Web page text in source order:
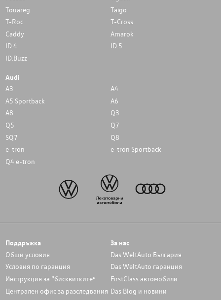
Touareg
Taigo
T-Roc
T-Cross
Caddy
Amarok
ID.4
ID.5
ID.Buzz
Audi
A3
A4
A5 Sportback
A6
A8
Q3
Q5
Q7
SQ7
Q8
e-tron
e-tron Sportback
Q4 e-tron
Поддръжка
Общи условия
Условия по гаранция
Инструкция за “бисквитките”
Централен офис за разследвания
За нас
Das WeltAuto България
Das WeltAuto гаранция
FirstClass автомобили
Das Blog и новини